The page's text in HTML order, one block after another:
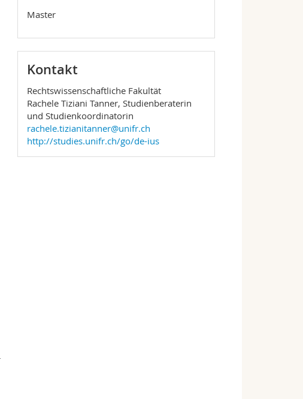
Master
Kontakt
Rechtswissenschaftliche Fakultät
Rachele Tiziani Tanner, Studienberaterin
und Studienkoordinatorin
rachele.tizianitanner@unifr.ch
http://studies.unifr.ch/go/de-ius